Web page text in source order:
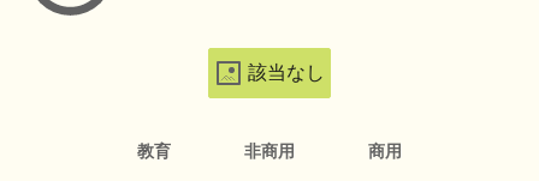
該当なし
教育 非商用 商用